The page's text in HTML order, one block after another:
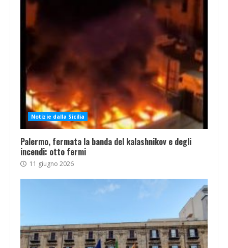
Notizie dalla Sicilia
Palermo, fermata la banda del kalashnikov e degli
incendi: otto fermi
11 giugno 2026